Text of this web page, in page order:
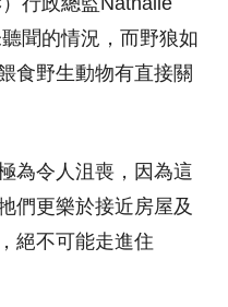
聞的情況，而野狼如
食野生動物有直接關
為令人沮喪，因為這
們更樂於接近房屋及
絕不可能走進住